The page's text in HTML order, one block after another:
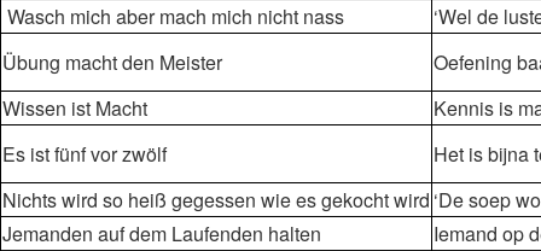
Wasch mich aber mach mich nicht nass
‘Wel de
Übung macht den Meister
Oefening
Wissen ist Macht
Kennis is
Es ist fünf vor zwölf
Het is bijna
Nichts wird so heiß gegessen wie es gekocht wird ‘De soep
Jemanden auf dem Laufenden halten
Iemand op